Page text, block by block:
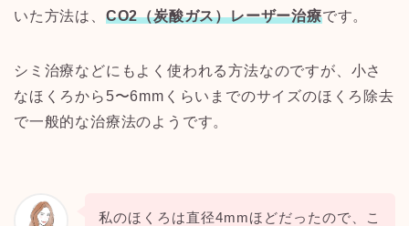
いた方法は、 CO2（炭酸ガス）レーザー治療です。
シミ治療などにもよく使われる方法なのですが、小さ
なほくろから 5〜6mm くらいまでのサイズのほくろ除去
で一般的な治療法のようです。
私のほくろは直径4mmほどだったので、こ